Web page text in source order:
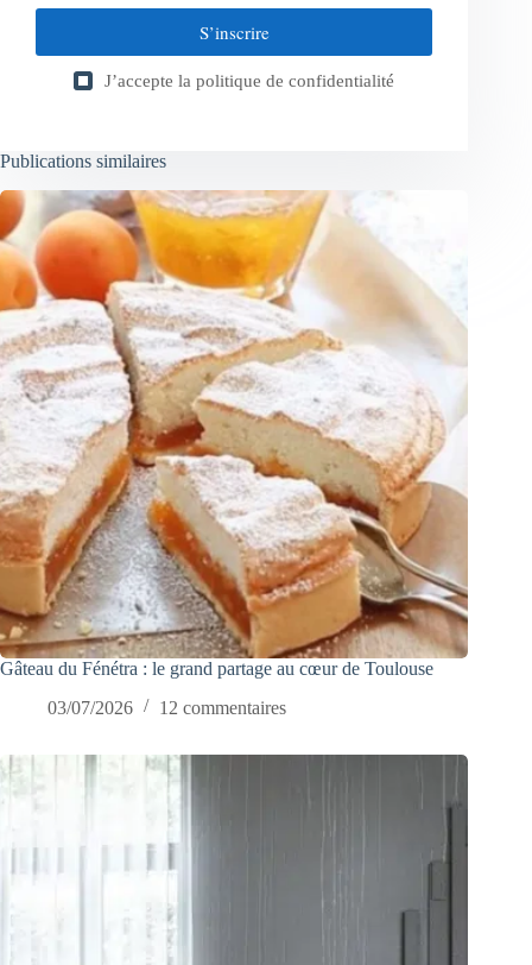
S’inscrire
J’accepte la politique de confidentialité
Publications similaires
Gâteau du Fénétra : le grand partage au cœur de Toulouse
03/07/2026
12 commentaires